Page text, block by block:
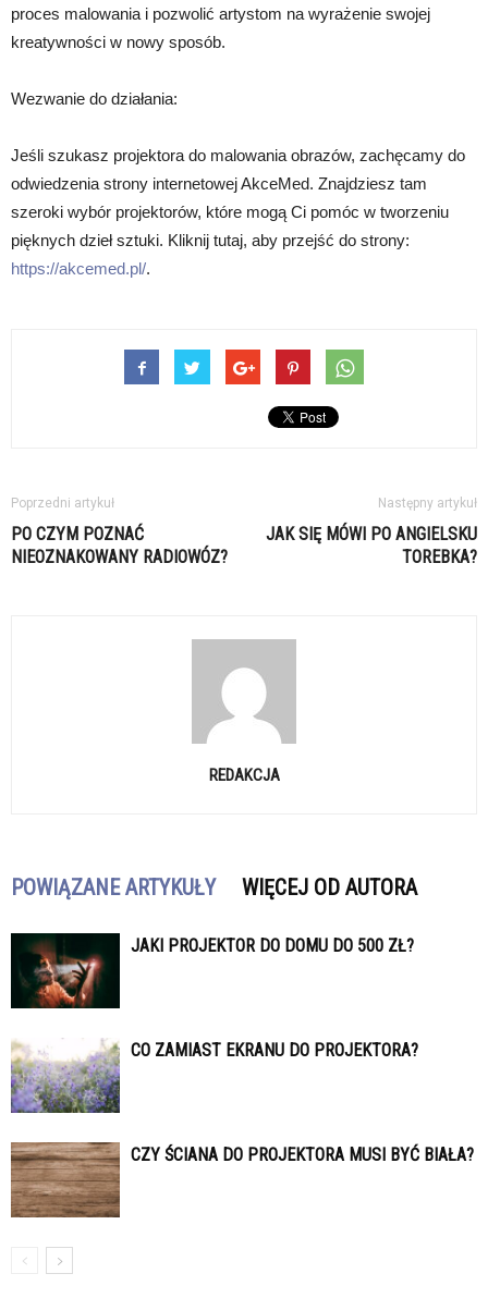
proces malowania i pozwolić artystom na wyrażenie swojej
kreatywności w nowy sposób.
Wezwanie do działania:
Jeśli szukasz projektora do malowania obrazów, zachęcamy do
odwiedzenia strony internetowej AkceMed. Znajdziesz tam
szeroki wybór projektorów, które mogą Ci pomóc w tworzeniu
pięknych dzieł sztuki. Kliknij tutaj, aby przejść do strony:
https://akcemed.pl/.
Poprzedni artykuł
PO CZYM POZNAĆ
NIEOZNAKOWANY RADIOWÓZ?
Następny artykuł
JAK SIĘ MÓWI PO ANGIELSKU
TOREBKA?
REDAKCJA
POWIĄZANE ARTYKUŁY WIĘCEJ OD AUTORA
JAKI PROJEKTOR DO DOMU DO 500 ZŁ?
CO ZAMIAST EKRANU DO PROJEKTORA?
CZY ŚCIANA DO PROJEKTORA MUSI BYĆ BIAŁA?